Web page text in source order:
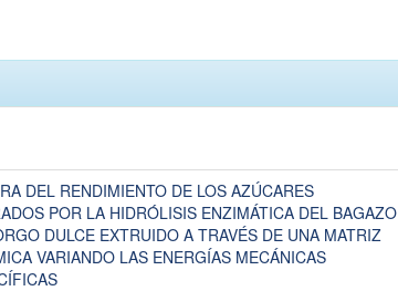
DEL RENDIMIENTO DE LOS AZÚCARES
POR LA HIDRÓLISIS ENZIMÁTICA DEL BAGAZO
DULCE EXTRUIDO A TRAVÉS DE UNA MATRIZ
VARIANDO LAS ENERGÍAS MECÁNICAS